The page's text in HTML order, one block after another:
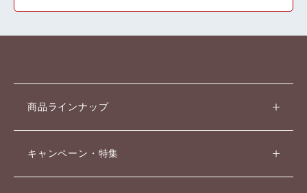
商品ラインナップ
キャンペーン・特集